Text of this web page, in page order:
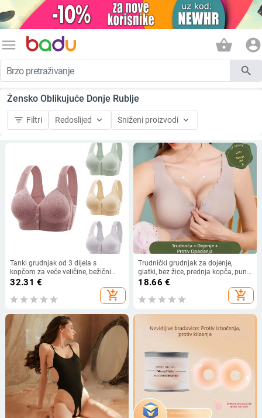
menu shopping_basket account_circle
search
Žensko Oblikujuće Donje Rublje
filter_list Filtri Redoslijed keyboard_arrow_down Sniženi proizvodi keyboard_arrow_down
Tanki grudnjak od 3 dijela s
kopčom za veće veličine, bežični
prsluk, ljepota, podesivi stražnji dio,
velike košarice, žensko donje rublje
na veliko
32.31 €
add_shopping_cart
Trudnički grudnjak za dojenje,
glatki, bez žice, prednja kopča, puni
košaricu (dojenje)
18.66 €
add_shopping_cart